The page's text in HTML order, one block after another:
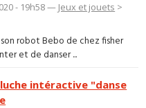
- 19h58 — Jeux et jouets >
robot Bebo de chez fisher
et de danser ...
intéractive "danse